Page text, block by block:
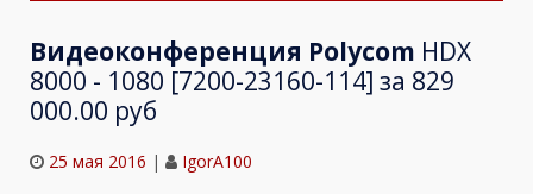
Видеоконференция Polycom HDX
8000 - 1080 [7200-23160-114] за 829
000.00 руб
25 мая 2016 | IgorA100